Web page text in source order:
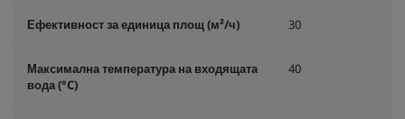
Ефективност за единица площ (м²/ч) 30
Максимална температура на входящата
вода (°C)
40